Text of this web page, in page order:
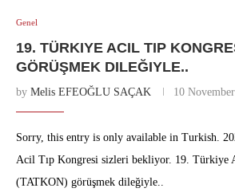
Genel
19. TÜRKIYE ACIL TIP
GÖRÜŞMEK DILEĞIYLE..
by Melis EFEOĞLU SAÇAK 10
Sorry, this entry is only available in Turkish.
Acil Tıp Kongresi sizleri bekliyor. 19. Türkiye
(TATKON) görüşmek dileğiyle..